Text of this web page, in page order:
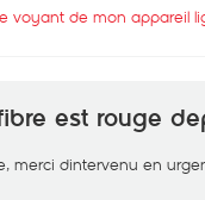
voyant de mon appareil
est rouge
merci dintervenu en